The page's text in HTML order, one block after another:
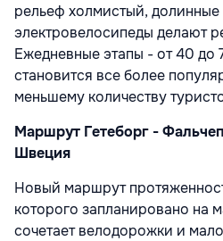
рельеф холмистый,
электровелосипеды делают
Ежедневные этапы - от 40 до
становится все более
меньшему количеству
Маршрут Гетеборг -
Швеция
Новый маршрут
которого запланировано на
сочетает велодорожки и